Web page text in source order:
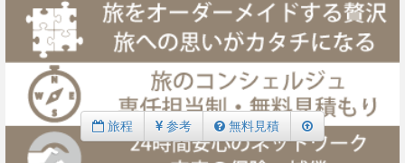
旅程 参考 無料見積